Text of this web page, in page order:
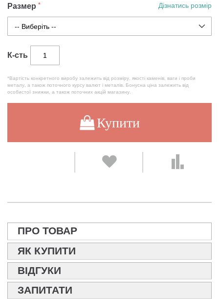
Размер Дізнатись розмір
К-сть
*Вартість конкретного виробу залежить від розміру, якості каменів, ваги і проби
металу, а також поточного курсу валют і металів. Бонусна ціна залежить від
особистої знижки, а також поточних акцій магазину.
Купити
ПРО ТОВАР
ЯК КУПИТИ
ВІДГУКИ
ЗАПИТАТИ